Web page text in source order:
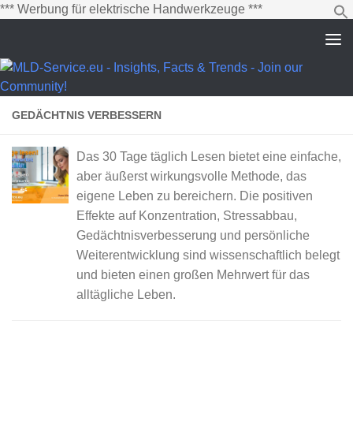
*** Werbung für elektrische Handwerkzeuge ***
Inhalt
GEDÄCHTNIS VERBESSERN
Das 30 Tage täglich Lesen bietet eine einfache,
aber äußerst wirkungsvolle Methode, das
eigene Leben zu bereichern. Die positiven
Effekte auf Konzentration, Stressabbau,
Gedächtnisverbesserung und persönliche
Weiterentwicklung sind wissenschaftlich belegt
und bieten einen großen Mehrwert für das
alltägliche Leben.